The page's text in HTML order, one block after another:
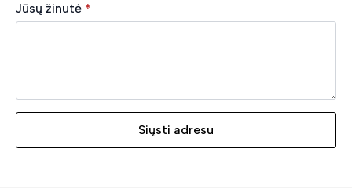
Jūsų žinutė *
Siųsti adresu